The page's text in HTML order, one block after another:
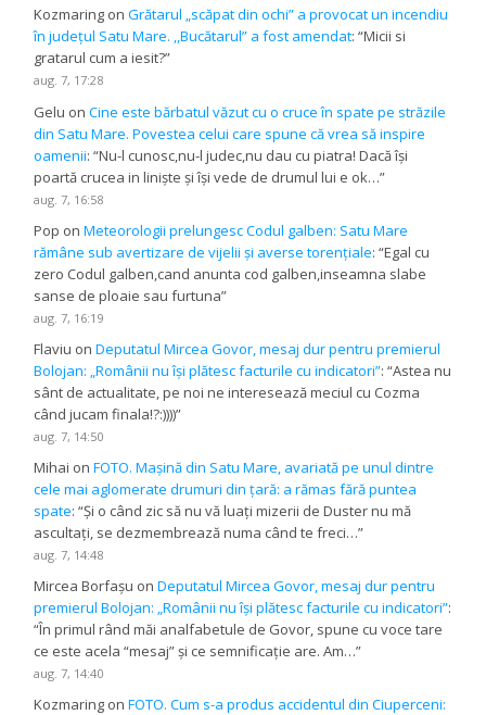
Kozmaring onGrătarul „scăpat din ochi” a provocat un incendiu
în județul Satu Mare. ,,Bucătarul” a fost amendat: “Micii si
gratarul cum a iesit?”
aug. 7, 17:28
Gelu onCine este bărbatul văzut cu o cruce în spate pe străzile
din Satu Mare. Povestea celui care spune că vrea să inspire
oamenii: “Nu-l cunosc,nu-l judec,nu dau cu piatra! Dacă își
poartă crucea in liniște și își vede de drumul lui e ok…”
aug. 7, 16:58
Pop onMeteorologii prelungesc Codul galben: Satu Mare
rămâne sub avertizare de vijelii și averse torențiale: “Egal cu
zero Codul galben,cand anunta cod galben,inseamna slabe
sanse de ploaie sau furtuna”
aug. 7, 16:19
Flaviu onDeputatul Mircea Govor, mesaj dur pentru premierul
Bolojan: „Românii nu își plătesc facturile cu indicatori”: “Astea nu
sânt de actualitate, pe noi ne interesează meciul cu Cozma
când jucam finala!?:))))”
aug. 7, 14:50
Mihai onFOTO. Mașină din Satu Mare, avariată pe unul dintre
cele mai aglomerate drumuri din țară: a rămas fără puntea
spate: “Și o când zic să nu vă luați mizerii de Duster nu mă
ascultați, se dezmembrează numa când te freci…”
aug. 7, 14:48
Mircea Borfașu onDeputatul Mircea Govor, mesaj dur pentru
premierul Bolojan: „Românii nu își plătesc facturile cu indicatori”:
“În primul rând măi analfabetule de Govor, spune cu voce tare
ce este acela “mesaj” și ce semnificație are. Am…”
aug. 7, 14:40
Kozmaring onFOTO. Cum s-a produs accidentul din Ciuperceni: